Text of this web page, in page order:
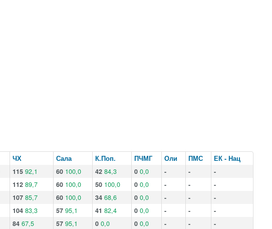
ЧХ Сала К.Поп. ПЧМГ Оли ПМС
ЕК - Нац
115 92,1 60 100,0 42 84,3 0 0,0 - -
-
112 89,7 60 100,0 50 100,0 0 0,0 - -
-
107 85,7 60 100,0 34 68,6 0 0,0 - -
-
104 83,3 57 95,1 41 82,4 0 0,0 - -
-
84 67,5 57 95,1 0 0,0 0 0,0 - -
-